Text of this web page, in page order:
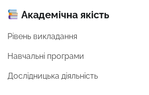
Академічна якість
Рівень викладання
Навчальні програми
Дослідницька діяльність